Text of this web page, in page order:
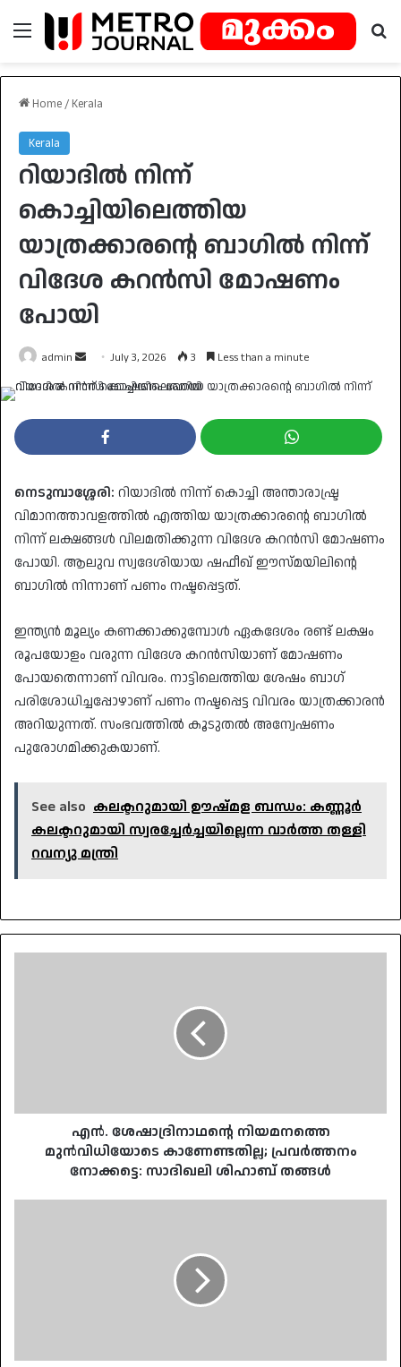
Menu
Home / Kerala
Kerala
റിയാദിൽ നിന്ന്
കൊച്ചിയിലെത്തിയ
യാത്രക്കാരന്റെ ബാഗിൽ നിന്ന്
വിദേശ കറൻസി മോഷണം
പോയി
admin
Send
an
July 3, 2026 3 Less than a minute
നെടുമ്പാശ്ശേരി: റിയാദിൽ നിന്ന് കൊച്ചി അന്താരാഷ്ട്ര
വിമാനത്താവളത്തിൽ എത്തിയ യാത്രക്കാരന്റെ ബാഗിൽ
നിന്ന് ലക്ഷങ്ങൾ വിലമതിക്കുന്ന വിദേശ കറൻസി മോഷണം
പോയി. ആലുവ സ്വദേശിയായ ഷഫീഖ് ഈസ്മയിലിന്റെ
ബാഗിൽ നിന്നാണ് പണം നഷ്ടപ്പെട്ടത്.
​ഇന്ത്യൻ മൂല്യം കണക്കാക്കുമ്പോൾ ഏകദേശം രണ്ട് ലക്ഷം
രൂപയോളം വരുന്ന വിദേശ കറൻസിയാണ് മോഷണം
പോയതെന്നാണ് വിവരം. നാട്ടിലെത്തിയ ശേഷം ബാഗ്
പരിശോധിച്ചപ്പോഴാണ് പണം നഷ്ടപ്പെട്ട വിവരം യാത്രക്കാരൻ
അറിയുന്നത്. സംഭവത്തിൽ കൂടുതൽ അന്വേഷണം
പുരോഗമിക്കുകയാണ്.
See also കലക്ടറുമായി ഊഷ്മള ബന്ധം: കണ്ണൂർ
കലക്ടറുമായി സ്വരച്ചേർച്ചയില്ലെന്ന വാർത്ത തള്ളി
റവന്യു മന്ത്രി
ശിഹാബ്
എൻ. ശേഷാദ്രിനാഥന്റെ നിയമനത്തെ
മുൻവിധിയോടെ കാണേണ്ടതില്ല; പ്രവർത്തനം
നോക്കട്ടെ: സാദിഖലി ശിഹാബ് തങ്ങൾ